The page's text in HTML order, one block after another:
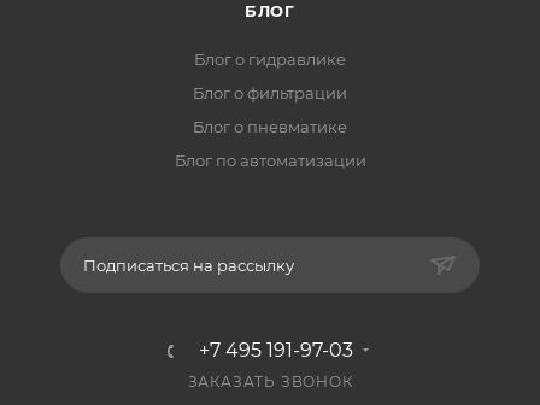
БЛОГ
Блог о гидравлике
Блог о фильтрации
Блог о пневматике
Блог по автоматизации
Подписаться на рассылку
+7 495 191-97-03
ЗАКАЗАТЬ ЗВОНОК